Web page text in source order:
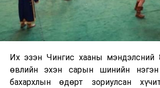
Их эзэн Чингис хааны
өвлийн эхэн сарын шинийн
бахархлын өдөрт зориулсан